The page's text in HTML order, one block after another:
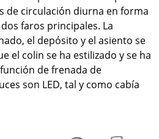
de circulación diurna en forma
faros principales. La
el depósito y el asiento se
el colin se ha estilizado y se ha
de frenada de
son LED, tal y como cabía